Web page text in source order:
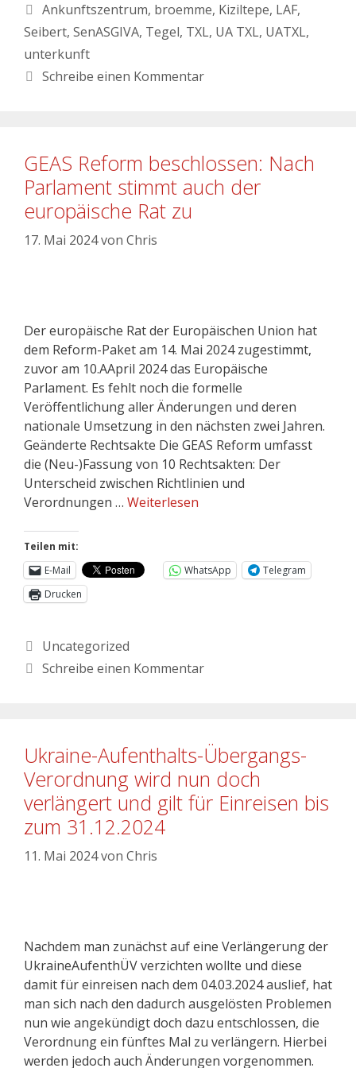
Ankunftszentrum, broemme, Kiziltepe, LAF,
Seibert, SenASGIVA, Tegel, TXL, UA TXL, UATXL,
unterkunft
Schreibe einen Kommentar
GEAS Reform beschlossen: Nach
Parlament stimmt auch der
europäische Rat zu
17. Mai 2024von Chris
Der europäische Rat der Europäischen Union hat
dem Reform-Paket am 14. Mai 2024 zugestimmt,
zuvor am 10.AApril 2024 das Europäische
Parlament. Es fehlt noch die formelle
Veröffentlichung aller Änderungen und deren
nationale Umsetzung in den nächsten zwei Jahren.
Geänderte Rechtsakte Die GEAS Reform umfasst
die (Neu-)Fassung von 10 Rechtsakten: Der
Unterscheid zwischen Richtlinien und
Verordnungen … Weiterlesen
Teilen mit:
E-Mail
WhatsApp
Telegram
Drucken
Uncategorized
Schreibe einen Kommentar
Ukraine-Aufenthalts-Übergangs-
Verordnung wird nun doch
verlängert und gilt für Einreisen bis
zum 31.12.2024
11. Mai 2024von Chris
Nachdem man zunächst auf eine Verlängerung der
UkraineAufenthÜV verzichten wollte und diese
damit für einreisen nach dem 04.03.2024 auslief, hat
man sich nach den dadurch ausgelösten Problemen
nun wie angekündigt doch dazu entschlossen, die
Verordnung ein fünftes Mal zu verlängern. Hierbei
werden jedoch auch Änderungen vorgenommen.